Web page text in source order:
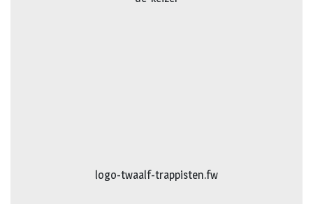
logo-gevelspecialist.fw